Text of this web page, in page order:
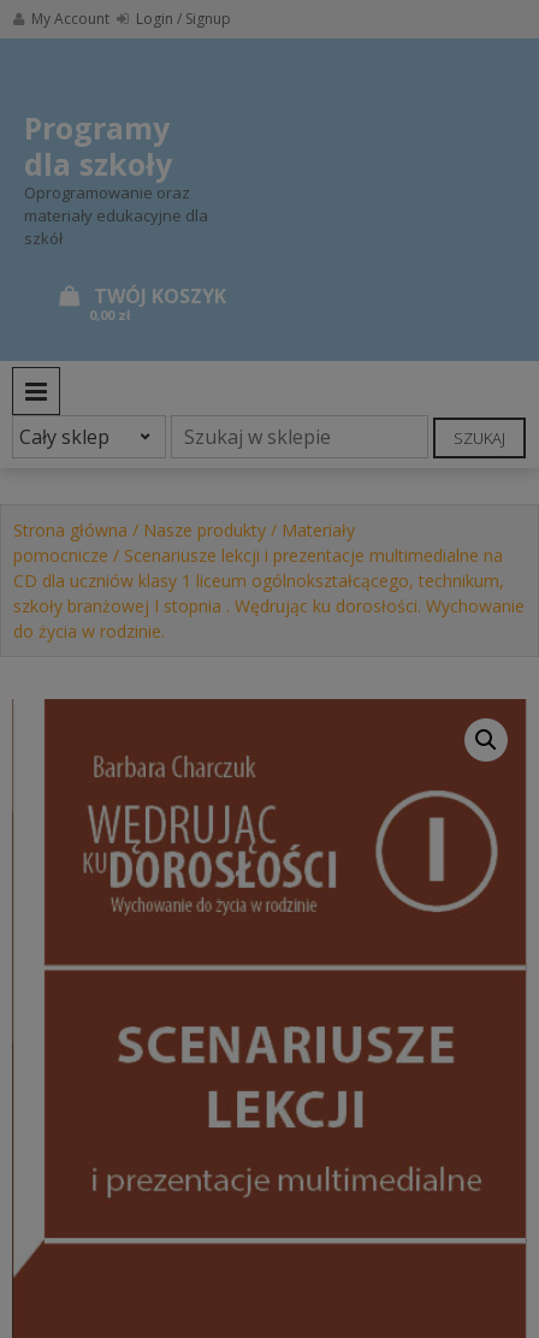
Skip
to
My Account Login / Signup
Programy
dla szkoły
Oprogramowanie oraz
materiały edukacyjne dla
szkół
0,00 zł
SZUKAJ
Strona główna / Nasze produkty / Materiały
pomocnicze / Scenariusze lekcji i prezentacje multimedialne na
CD dla uczniów klasy 1 liceum ogólnokształcącego, technikum,
szkoły branżowej I stopnia . Wędrując ku dorosłości. Wychowanie
do życia w rodzinie.